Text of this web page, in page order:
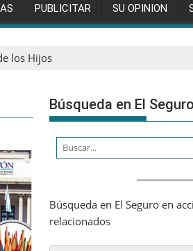
PUBLICITAR SU OPINION
los Hijos
Búsqueda en El
Búsqueda en El Seguro en
relacionados